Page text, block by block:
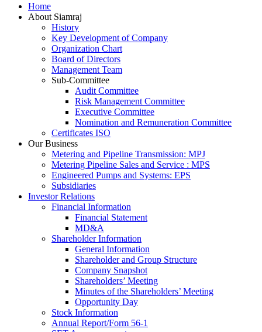
Home
About Siamraj
History
Key Development of Company
Organization Chart
Board of Directors
Management Team
Sub-Committee
Audit Committee
Risk Management Committee
Executive Committee
Nomination and Remuneration Committee
Certificates ISO
Our Business
Metering and Pipeline Transmission: MPJ
Metering Pipeline Sales and Service : MPS
Engineered Pumps and Systems: EPS
Subsidiaries
Investor Relations
Financial Information
Financial Statement
MD&A
Shareholder Information
General Information
Shareholder and Group Structure
Company Snapshot
Shareholders’ Meeting
Minutes of the Shareholders’ Meeting
Opportunity Day
Stock Information
Annual Report/Form 56-1